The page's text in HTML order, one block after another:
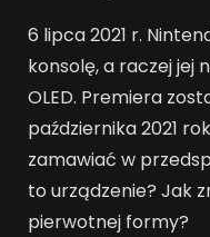
6 lipca 2021 r.
konsolę, a raczej jej
OLED. Premiera
października 2021
zamawiać w
to urządzenie? Jak
pierwotnej formy?